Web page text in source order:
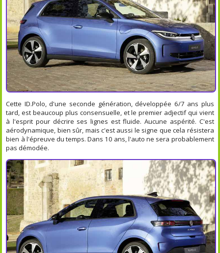
Cette ID.Polo, d'une seconde génération, développée 6/7 ans plus
tard, est beaucoup plus consensuelle, et le premier adjectif qui vient
à l'esprit pour décrire ses lignes est fluide. Aucune aspérité. C'est
aérodynamique, bien sûr, mais c'est aussi le signe que cela résistera
bien à l'épreuve du temps. Dans 10 ans, l'auto ne sera probablement
pas démodée.